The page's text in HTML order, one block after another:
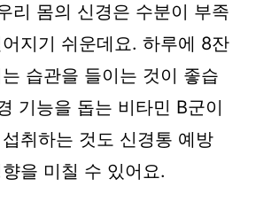
리 몸의 신경은 수분이 부족
지기 쉬운데요. 하루에 8잔
습관을 들이는 것이 좋습
기능을 돕는 비타민 B군이
취하는 것도 신경통 예방
을 미칠 수 있어요.